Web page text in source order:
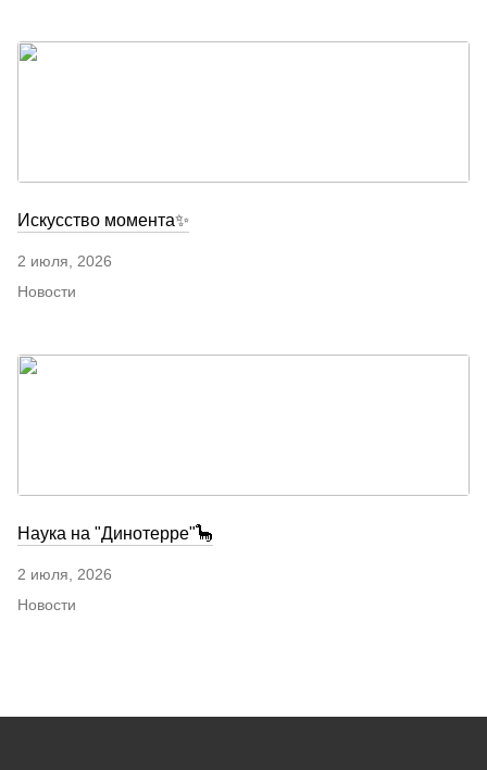
Искусство момента✨
2 июля, 2026
Новости
Наука на "Динотерре"🦕
2 июля, 2026
Новости